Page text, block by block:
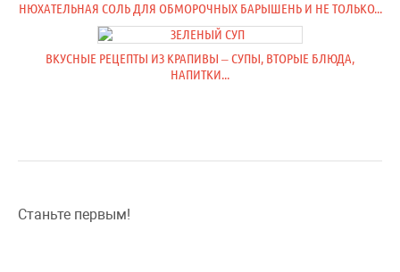
НЮХАТЕЛЬНАЯ СОЛЬ ДЛЯ ОБМОРОЧНЫХ БАРЫШЕНЬ И НЕ ТОЛЬКО...
ВКУСНЫЕ РЕЦЕПТЫ ИЗ КРАПИВЫ – СУПЫ, ВТОРЫЕ БЛЮДА,
НАПИТКИ...
Станьте первым!